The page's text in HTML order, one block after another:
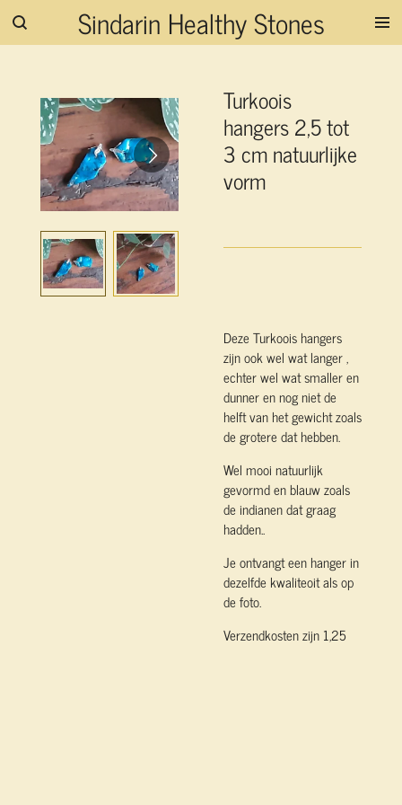
Ga
hoofdinhoud
Sindarin Healthy Stones
Turkoois
hangers 2,5 tot
3 cm natuurlijke
vorm
Deze Turkoois hangers
zijn ook wel wat langer ,
echter wel wat smaller en
dunner en nog niet de
helft van het gewicht zoals
de grotere dat hebben.
Wel mooi natuurlijk
gevormd en blauw zoals
de indianen dat graag
hadden..
Je ontvangt een hanger in
dezelfde kwaliteoit als op
de foto.
Verzendkosten zijn 1,25